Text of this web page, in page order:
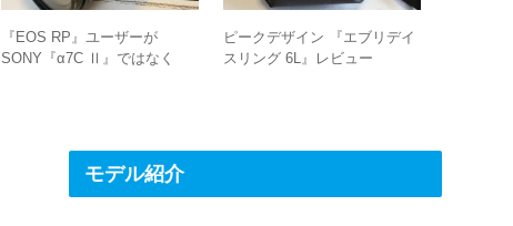
『EOS RP』ユーザーが
SONY『α7C Ⅱ』ではなく
ピークデザイン 『エブリデイ
スリング 6L』レビュー
モデル紹介